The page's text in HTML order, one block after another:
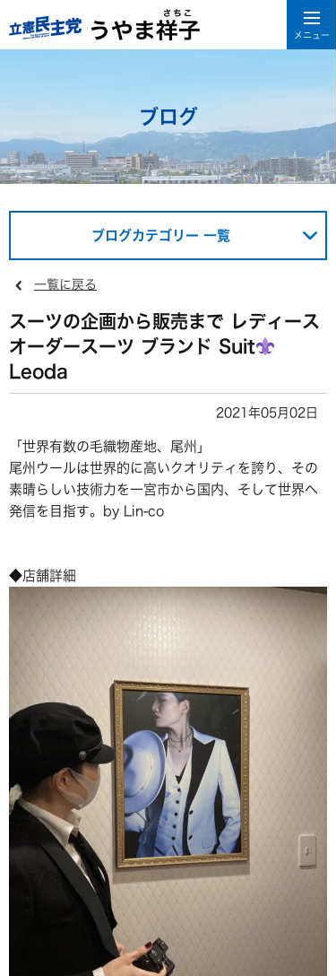
ブログ
ブログカテゴリー 一覧
一覧に戻る
スーツの企画から販売まで レディース
オーダースーツ ブランド Suit
Leoda
2021年05月02日
「世界有数の毛織物産地、尾州」
尾州ウールは世界的に高いクオリティを誇り、その
素晴らしい技術力を一宮市から国内、そして世界へ
発信を目指す。by Lin-co
◆店舗詳細